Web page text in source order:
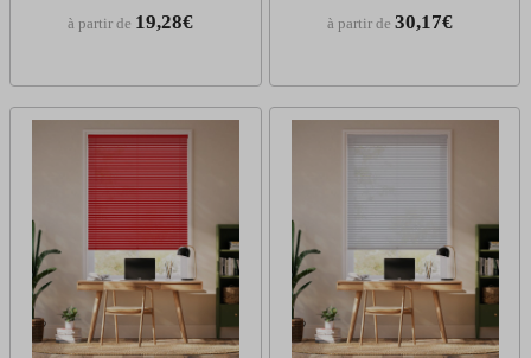
à partir de 19,28€ à partir de 30,17€